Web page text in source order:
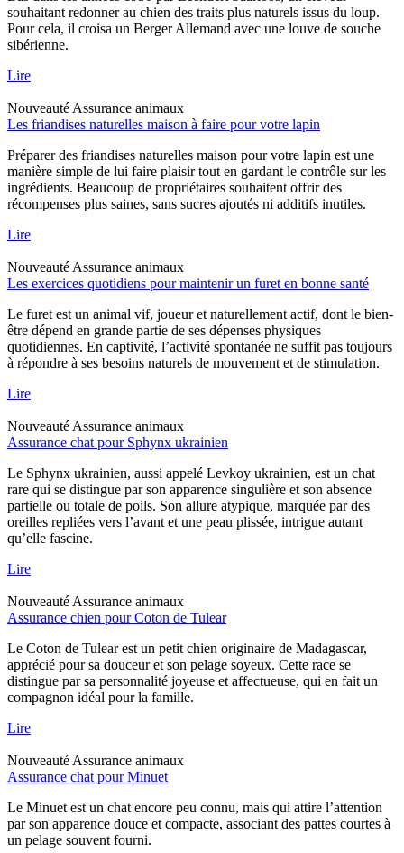
souhaitant redonner au chien des traits plus naturels issus du loup.
Pour cela, il croisa un Berger Allemand avec une louve de souche
sibérienne.
Lire
Nouveauté Assurance animaux
Les friandises naturelles maison à faire pour votre lapin
Préparer des friandises naturelles maison pour votre lapin est une
manière simple de lui faire plaisir tout en gardant le contrôle sur les
ingrédients. Beaucoup de propriétaires souhaitent offrir des
récompenses plus saines, sans sucres ajoutés ni additifs inutiles.
Lire
Nouveauté Assurance animaux
Les exercices quotidiens pour maintenir un furet en bonne santé
Le furet est un animal vif, joueur et naturellement actif, dont le bien-
être dépend en grande partie de ses dépenses physiques
quotidiennes. En captivité, l’activité spontanée ne suffit pas toujours
à répondre à ses besoins naturels de mouvement et de stimulation.
Lire
Nouveauté Assurance animaux
Assurance chat pour Sphynx ukrainien
Le Sphynx ukrainien, aussi appelé Levkoy ukrainien, est un chat
rare qui se distingue par son apparence singulière et son absence
partielle ou totale de poils. Son allure atypique, marquée par des
oreilles repliées vers l’avant et une peau plissée, intrigue autant
qu’elle fascine.
Lire
Nouveauté Assurance animaux
Assurance chien pour Coton de Tulear
Le Coton de Tulear est un petit chien originaire de Madagascar,
apprécié pour sa douceur et son pelage soyeux. Cette race se
distingue par sa personnalité joyeuse et affectueuse, qui en fait un
compagnon idéal pour la famille.
Lire
Nouveauté Assurance animaux
Assurance chat pour Minuet
Le Minuet est un chat encore peu connu, mais qui attire l’attention
par son apparence douce et compacte, associant des pattes courtes à
un pelage souvent fourni.